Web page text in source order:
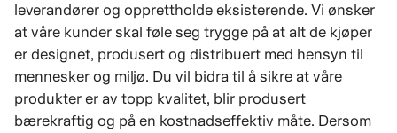
leverandører og opprettholde eksisterende. Vi ønsker
at våre kunder skal føle seg trygge på at alt de kjøper
er designet, produsert og distribuert med hensyn til
mennesker og miljø. Du vil bidra til å sikre at våre
produkter er av topp kvalitet, blir produsert
bærekraftig og på en kostnadseffektiv måte. Dersom